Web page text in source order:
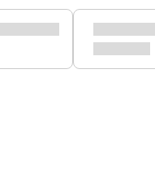
phẩm